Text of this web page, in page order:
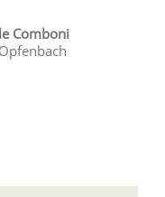
Comboni